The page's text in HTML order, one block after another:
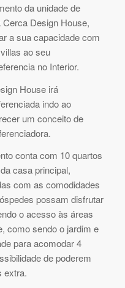
da unidade de
Design House,
a sua capacidade com
ao seu
no Interior.
House irá
indo ao
um conceito de
conta com 10 quartos
casa principal,
com as comodidades
possam disfrutar
o acesso às áreas
como sendo o jardim e
para acomodar 4
de poderem
extra.